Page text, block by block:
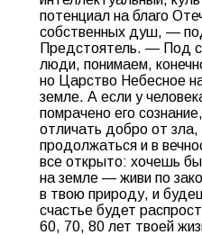
потенциал на благо
собственных душ, —
Предстоятель. — Под
люди, понимаем,
но Царство Небесное
земле. А если у
помрачено его
отличать добро от
продолжаться и в
все открыто: хочешь
на земле — живи по
в твою природу, и
счастье будет
60, 70, 80 лет твоей